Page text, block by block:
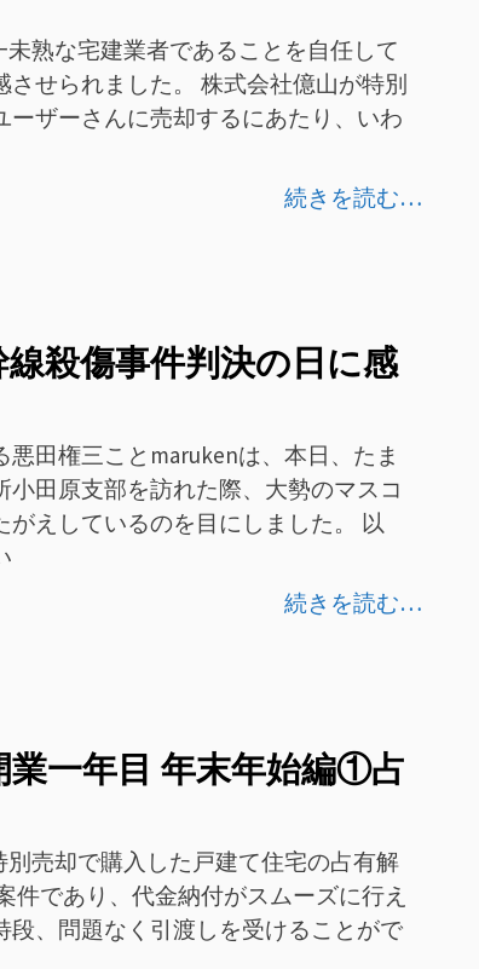
熟な宅建業者であることを自任して
せられました。 株式会社億山が特別
ザーさんに売却するにあたり、いわ
続きを読む…
殺傷事件判決の日に感
田権三ことmarukenは、本日、たま
田原支部を訪れた際、大勢のマスコ
えしているのを目にしました。 以
続きを読む…
一年目 年末年始編①占
売却で購入した戸建て住宅の占有解
件であり、代金納付がスムーズに行え
、問題なく引渡しを受けることがで